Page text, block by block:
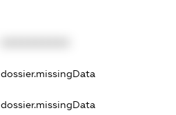
dossier.missingData
dossier.missingData